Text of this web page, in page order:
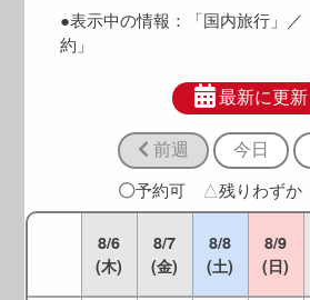
●表示中の情報： 「国内旅行」
約」
最新に更新
前週 今日
予約可 △残りわずか
8/6
(木)
8/7
(金)
8/8
(土)
8/9
(日)
～
8:30